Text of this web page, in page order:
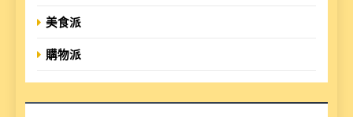
美食派
購物派